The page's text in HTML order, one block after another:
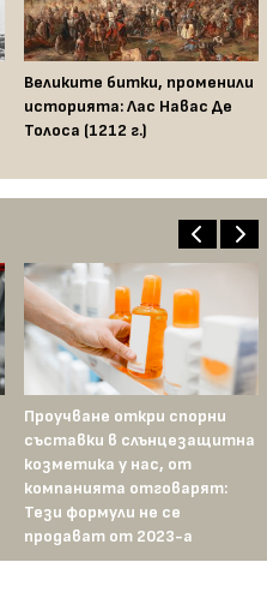
Великите битки, променили
историята: Лас Навас Де
Толоса (1212 г.)
Проучване откри спорни
съставки в слънцезащитна
козметика у нас, от
компанията отговарят:
Тези формули не се
продават от 2023-а